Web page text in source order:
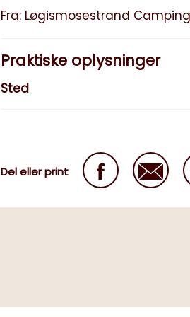
Fra: Løgismosestrand Camping
Praktiske oplysninger
Sted
Del eller print